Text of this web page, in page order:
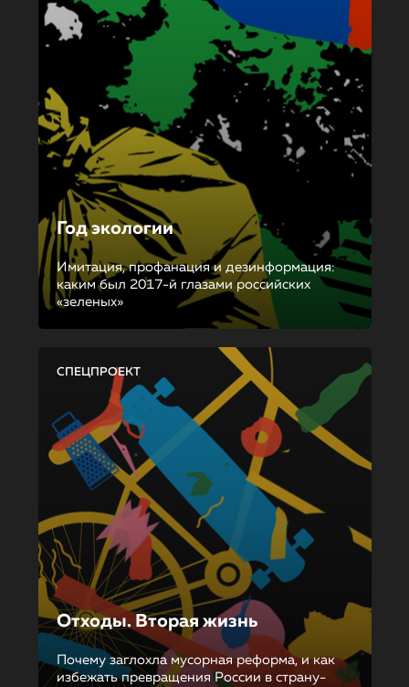
Год экологии
Имитация, профанация и дезинформация:
каким был 2017-й глазами российских
«зеленых»
СПЕЦПРОЕКТ
Отходы. Вторая жизнь
Почему заглохла мусорная реформа, и как
избежать превращения России в страну-